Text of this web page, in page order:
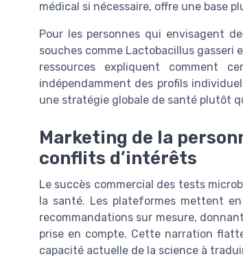
médical si nécessaire, offre une base
Pour les personnes qui envisagent
souches comme Lactobacillus gasseri
ressources expliquent comment
indépendamment des profils
une stratégie globale de santé plutôt
Marketing de la
conflits d’intérêts
Le succès commercial des tests
la santé. Les plateformes mettent
recommandations sur mesure,
prise en compte. Cette narration
capacité actuelle de la science à